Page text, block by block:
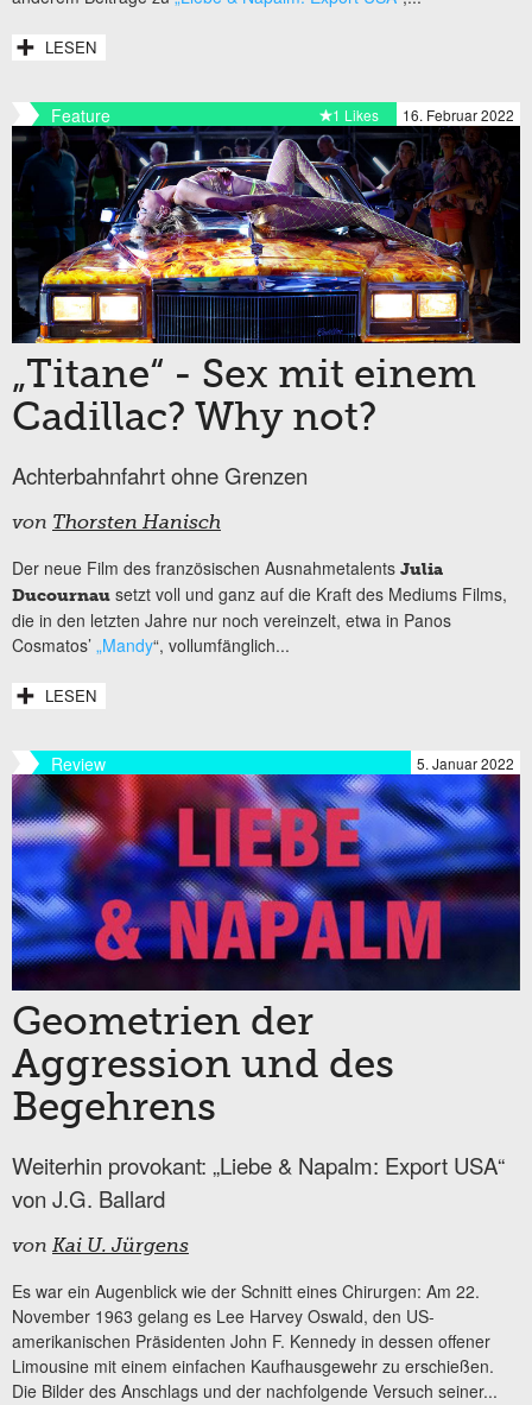
LESEN
Feature 16. Februar 2022
1 Likes
„Titane“ - Sex mit einem
Cadillac? Why not?
Achterbahnfahrt ohne Grenzen
von Thorsten Hanisch
Der neue Film des französischen Ausnahmetalents Julia
Ducournau setzt voll und ganz auf die Kraft des Mediums Films,
die in den letzten Jahre nur noch vereinzelt, etwa in Panos
Cosmatos’ „Mandy“, vollumfänglich...
LESEN
Review 5. Januar 2022
Geometrien der
Aggression und des
Begehrens
Weiterhin provokant: „Liebe & Napalm: Export USA“
von J.G. Ballard
von Kai U. Jürgens
Es war ein Augenblick wie der Schnitt eines Chirurgen: Am 22.
November 1963 gelang es Lee Harvey Oswald, den US-
amerikanischen Präsidenten John F. Kennedy in dessen offener
Limousine mit einem einfachen Kaufhausgewehr zu erschießen.
Die Bilder des Anschlags und der nachfolgende Versuch seiner...